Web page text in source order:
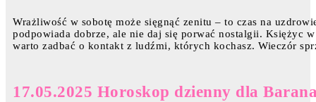
Wrażliwość w sobotę może sięgnąć zenitu – to czas na
podpowiada dobrze, ale nie daj się porwać nostalgii. Księżyc
warto zadbać o kontakt z ludźmi, których kochasz. Wieczór
17.05.2025 Horoskop dzienny dla